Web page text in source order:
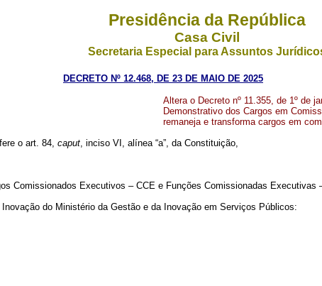
Presidência da República
Casa Civil
Secretaria Especial para Assuntos
DECRETO Nº 12.468, DE 23 DE MAIO DE 2025
Altera o Decreto nº 11.355, de 1º de
Demonstrativo dos Cargos em
remaneja e transforma cargos em
o art. 84, caput, inciso VI, alínea “a”, da Constituição,
Comissionados Executivos – CCE e Funções Comissionadas Executivas
do Ministério da Gestão e da Inovação em Serviços Públicos: